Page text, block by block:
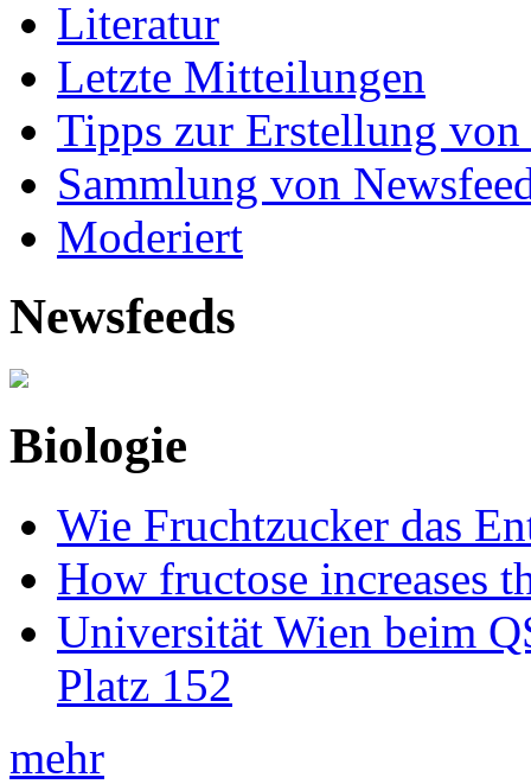
Literatur
Letzte Mitteilungen
Tipps zur Erstellung
Sammlung von
Moderiert
Newsfeeds
Biologie
Wie Fruchtzucker das
How fructose increases
Universität Wien beim
Platz 152
mehr